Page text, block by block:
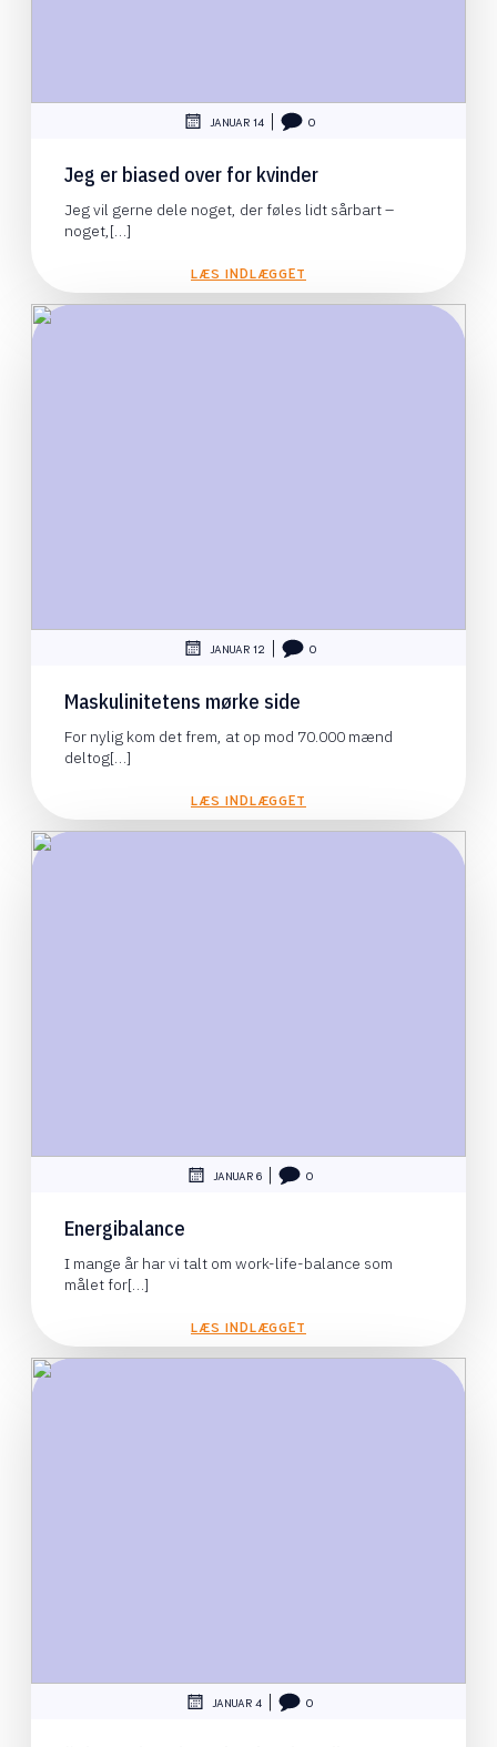
JANUAR 14 0
Jeg er biased over for kvinder
Jeg vil gerne dele noget, der føles lidt sårbart –
noget,[…]
LÆS INDLÆGGET
JANUAR 12 0
Maskulinitetens mørke side
For nylig kom det frem, at op mod 70.000 mænd
deltog[…]
LÆS INDLÆGGET
JANUAR 6 0
Energibalance
I mange år har vi talt om work-life-balance som
målet for[…]
LÆS INDLÆGGET
JANUAR 4 0